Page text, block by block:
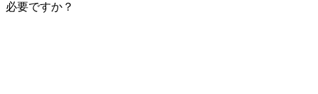
必要ですか？